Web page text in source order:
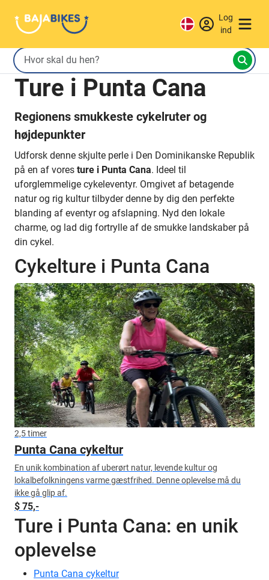
Log
ind
Ture i Punta Cana
Regionens smukkeste cykelruter og
højdepunkter
Udforsk denne skjulte perle i Den Dominikanske Republik
på en af vores ture i Punta Cana. Ideel til
uforglemmelige cykeleventyr. Omgivet af betagende
natur og rig kultur tilbyder denne by dig den perfekte
blanding af eventyr og afslapning. Nyd den lokale
charme, og lad dig fortrylle af de smukke landskaber på
din cykel.
Cykelture i Punta Cana
2,5 timer
Punta Cana cykeltur
En unik kombination af uberørt natur, levende kultur og
lokalbefolkningens varme gæstfrihed. Denne oplevelse må du
ikke gå glip af.
$ 75,-
Ture i Punta Cana: en unik
oplevelse
Punta Cana cykeltur